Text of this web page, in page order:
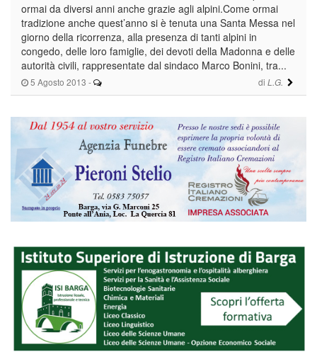
5 Agosto 2013 - di L.G.
ormai da diversi anni anche grazie agli alpini.Come ormai
tradizione anche quest’anno si è tenuta una Santa Messa nel
giorno della ricorrenza, alla presenza di tanti alpini in
congedo, delle loro famiglie, dei devoti della Madonna e delle
autorità civili, rappresentate dal sindaco Marco Bonini, tra...